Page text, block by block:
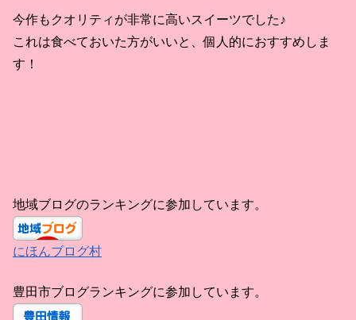
今作もクオリティが非常に高いスイーツでした♪
これは食べておいた方がいいと、個人的におすすめしま
す！
地域ブログのランキングに参加しています。
にほんブログ村
豊田市ブログランキングに参加しています。